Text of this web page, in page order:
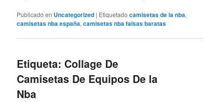
Publicado en Uncategorized | Etiquetado camisetas de la nba,
camisetas nba españa,camisetas nba falsas baratas
Etiqueta: Collage De
Camisetas De Equipos De la
Nba